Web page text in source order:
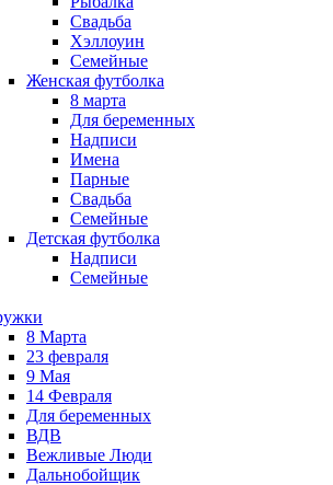
Свадьба
Хэллоуин
Семейные
Женская футболка
8 марта
Для беременных
Надписи
Имена
Парные
Свадьба
Семейные
Детская футболка
Надписи
Семейные
8 Марта
23 февраля
9 Мая
14 Февраля
Для беременных
ВДВ
Вежливые Люди
Дальнобойщик